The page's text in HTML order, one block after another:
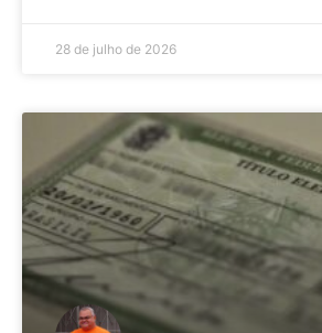
28 de julho de 2026